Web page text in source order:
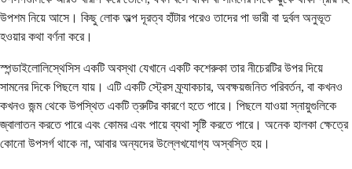
উপশম নিয়ে আসে। কিছু লোক অল্প দূরত্ব হাঁটার পরেও তাদের পা ভারী বা দুর্বল অনুভূত
হওয়ার কথা বর্ণনা করে।
স্পন্ডাইলোলিস্থেসিস একটি অবস্থা যেখানে একটি কশেরুকা তার নীচেরটির উপর দিয়ে
সামনের দিকে পিছলে যায়। এটি একটি স্ট্রেস ফ্র্যাকচার, অবক্ষয়জনিত পরিবর্তন, বা কখনও
কখনও জন্ম থেকে উপস্থিত একটি ত্রুটির কারণে হতে পারে। পিছলে যাওয়া স্নায়ুগুলিকে
জ্বালাতন করতে পারে এবং কোমর এবং পায়ে ব্যথা সৃষ্টি করতে পারে। অনেক হালকা ক্ষেত্রে
কোনো উপসর্গ থাকে না, আবার অন্যদের উল্লেখযোগ্য অস্বস্তি হয়।